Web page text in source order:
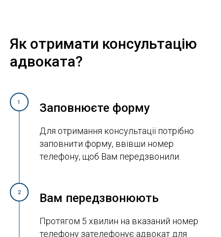
Як отримати консультацію
адвоката?
1 Заповнюєте форму
Для отримання консультації потрібно
заповнити форму, ввівши номер
телефону, щоб Вам передзвонили.
2 Вам передзвонюють
Протягом 5 хвилин на вказаний номер
телефону зателефонує адвокат для